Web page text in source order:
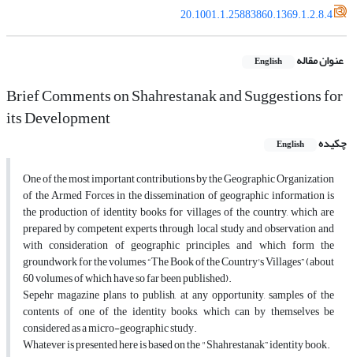
20.1001.1.25883860.1369.1.2.8.4
عنوان مقاله English
Brief Comments on Shahrestanak and Suggestions for
its Development
چکیده English
One of the most important contributions by the Geographic Organization
of the Armed Forces in the dissemination of geographic information is
the production of identity books for villages of the country, which are
prepared by competent experts through local study and observation and
with consideration of geographic principles, and which form the
groundwork for the volumes “The Book of the Country's Villages” (about
60 volumes of which have so far been published).
Sepehr magazine plans to publish, at any opportunity, samples of the
contents of one of the identity books, which can by themselves be
considered as a micro-geographic study.
Whatever is presented here is based on the "Shahrestanak” identity book.